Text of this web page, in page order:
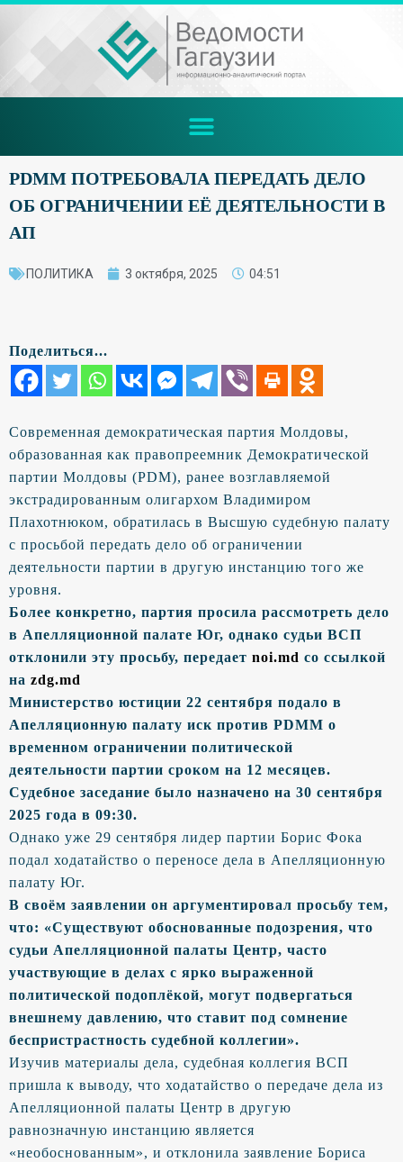
PDMM ПОТРЕБОВАЛА ПЕРЕДАТЬ ДЕЛО
ОБ ОГРАНИЧЕНИИ ЕЁ ДЕЯТЕЛЬНОСТИ В
АП
ПОЛИТИКА 3 октября, 2025 04:51
Поделиться...
Современная демократическая партия Молдовы,
образованная как правопреемник Демократической
партии Молдовы (PDM), ранее возглавляемой
экстрадированным олигархом Владимиром
Плахотнюком, обратилась в Высшую судебную палату
с просьбой передать дело об ограничении
деятельности партии в другую инстанцию того же
уровня.
Более конкретно, партия просила рассмотреть дело
в Апелляционной палате Юг, однако судьи ВСП
отклонили эту просьбу, передает noi.md со ссылкой
на zdg.md
Министерство юстиции 22 сентября подало в
Апелляционную палату иск против PDMM о
временном ограничении политической
деятельности партии сроком на 12 месяцев.
Судебное заседание было назначено на 30 сентября
2025 года в 09:30.
Однако уже 29 сентября лидер партии Борис Фока
подал ходатайство о переносе дела в Апелляционную
палату Юг.
В своём заявлении он аргументировал просьбу тем,
что: «Существуют обоснованные подозрения, что
судьи Апелляционной палаты Центр, часто
участвующие в делах с ярко выраженной
политической подоплёкой, могут подвергаться
внешнему давлению, что ставит под сомнение
беспристрастность судебной коллегии».
Изучив материалы дела, судебная коллегия ВСП
пришла к выводу, что ходатайство о передаче дела из
Апелляционной палаты Центр в другую
равнозначную инстанцию является
«необоснованным», и отклонила заявление Бориса